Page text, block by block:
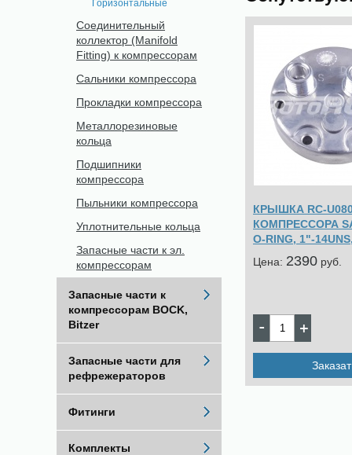
КРЫШКА RC-
КОМПРЕССОРА
O-RING, 1"-
Цена: 2390 pуб.
Горизонтальные
Соединительный
коллектор (Manifold
Fitting) к компрессорам
Сальники компрессора
Прокладки компрессора
Металлорезиновые
кольца
Подшипники
компрессора
Пыльники компрессора
Уплотнительные кольца
Запасные части к эл.
компрессорам
Запасные части к
компрессорам BOCK,
Bitzer
Запасные части для
рефрежераторов
Фитинги
Комплекты